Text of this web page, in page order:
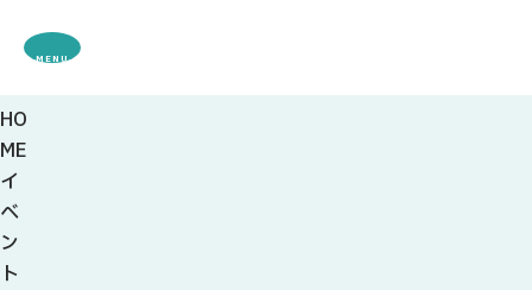
MENU
HO
ME
イ
ベ
ン
ト